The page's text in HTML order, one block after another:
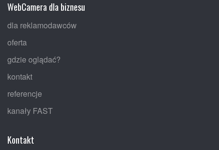
WebCamera dla biznesu
dla reklamodawców
oferta
gdzie oglądać?
kontakt
referencje
kanały FAST
Kontakt